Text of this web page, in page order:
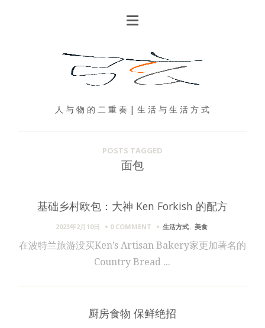
人 与 物 的 二 重 奏 | 生 活 与 生 活 方 式
POSTS TAGGED
面包
基础乡村欧包：大神 Ken Forkish 的配方
2023年2月10日 0 COMMENT 生活方式 , 美食
在波特兰旅游没买Ken’s Artisan Bakery家更加著名的
Country Bread ...
厨房食物 保鲜绝招